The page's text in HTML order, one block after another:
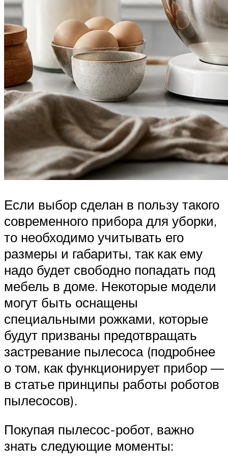
Если выбор сделан в пользу такого
современного прибора для уборки,
то необходимо учитывать его
размеры и габариты, так как ему
надо будет свободно попадать под
мебель в доме. Некоторые модели
могут быть оснащены
специальными рожками, которые
будут призваны предотвращать
застревание пылесоса (подробнее
о том, как функционирует прибор —
в статье принципы работы роботов
пылесосов).
Покупая пылесос-робот, важно
знать следующие моменты: